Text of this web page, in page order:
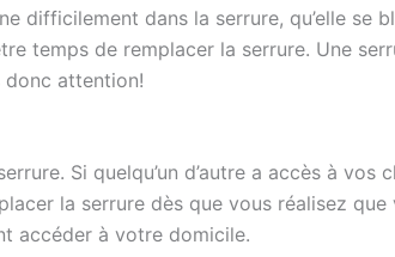
difficilement dans la serrure, qu’elle se
temps de remplacer la serrure. Une
donc attention!
Si quelqu’un d’autre a accès à vos
la serrure dès que vous réalisez que
accéder à votre domicile.